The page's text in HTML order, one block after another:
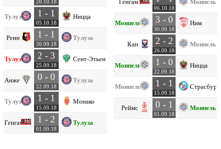
20.10.18
Тулуза 1 - 1
05.10.18
Ницца
Ренн 1 - 1
30.09.18
Тулуза
Тулуза 2 - 3
25.09.18
Сент-Этьен
Анже 0 - 0
22.09.18
Тулуза
Тулуза 1 - 1
15.09.18
Монако
Генгам 1 - 2
01.09.18
Тулуза
Генгам
06.10.18
Монпелье
Монпелье 3 - 0
30.09.18
Ним
Кан 2 - 2
26.09.18
Монпелье
Монпелье 1 - 0
22.09.18
Ницца
Монпелье 1 - 1
15.09.18
Страсбург
Реймс 0 - 1
01.09.18
Монпелье